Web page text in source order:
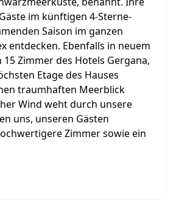
im künftigen 4-Sterne-
Saison im ganzen
entdecken. Ebenfalls in neuem
Zimmer des Hotels Gergana,
Etage des Hauses
traumhaften Meerblick
Wind weht durch unsere
uns, unseren Gästen
Zimmer sowie ein